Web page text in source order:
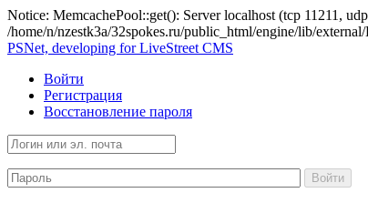
Notice: MemcachePool::get(): Server localhost (tcp 11211,
/home/n/nzestk3a/32spokes.ru/public_html/engine/lib/
PSNet, developing for LiveStreet CMS
Войти
Регистрация
Восстановление пароля
Войти